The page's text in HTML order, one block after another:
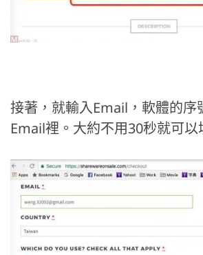
接著，就輸入Email，軟體的序
Email裡。大約不用30秒就可以